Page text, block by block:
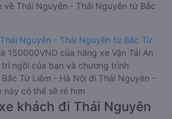
về Thái Nguyên - Thái Nguyên từ Bắc
Nguyên - Thái Nguyên từ Bắc Từ
150000VND của hãng xe Vận Tải An
ngồi của bạn và chương trình
Từ Liêm - Hà Nội đi Thái Nguyên -
này có thể sẽ rẻ hơn
khách đi Thái Nguyên